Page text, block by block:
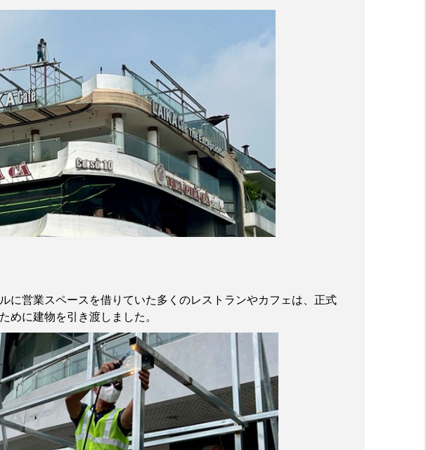
に営業スペースを借りていた多くのレストランやカフェは、正式
めに建物を引き渡しました。